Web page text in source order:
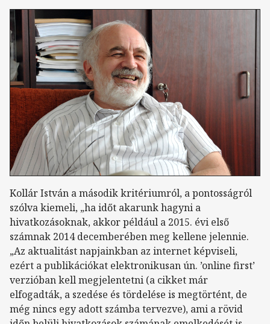
Kollár István a második kritériumról, a pontosságról
szólva kiemeli, „ha időt akarunk hagyni a
hivatkozásoknak, akkor például a 2015. évi első
számnak 2014 decemberében meg kellene jelennie.
„Az aktualitást napjainkban az internet képviseli,
ezért a publikációkat elektronikusan ún. ’online first’
verzióban kell megjelentetni (a cikket már
elfogadták, a szedése és tördelése is megtörtént, de
még nincs egy adott számba tervezve), ami a rövid